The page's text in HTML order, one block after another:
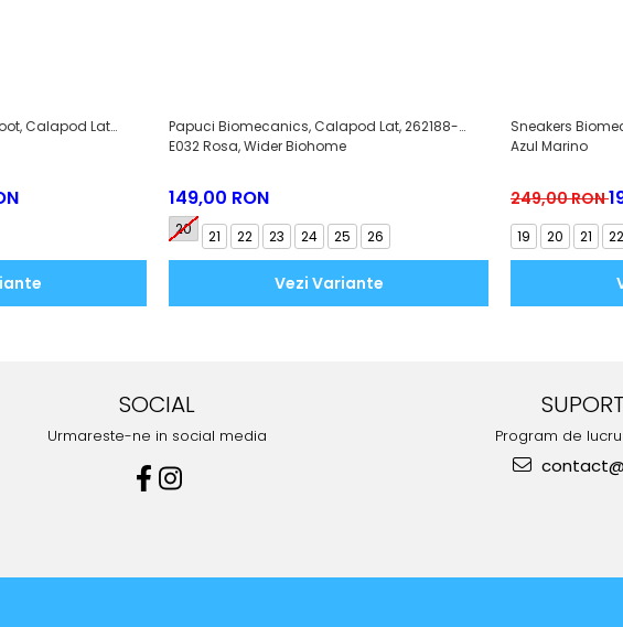
Calapod Lat
Papuci Biomecanics, Calapod Lat, 262188-
E032 Rosa, Wider Biohome
149,00 RON
20 21 22 23 24 25 26
Vezi Variante
Sneakers
Azul Marino
249,00 RON
19 20 21 22
SOCIAL
Urmareste-ne in social media Program de lucru